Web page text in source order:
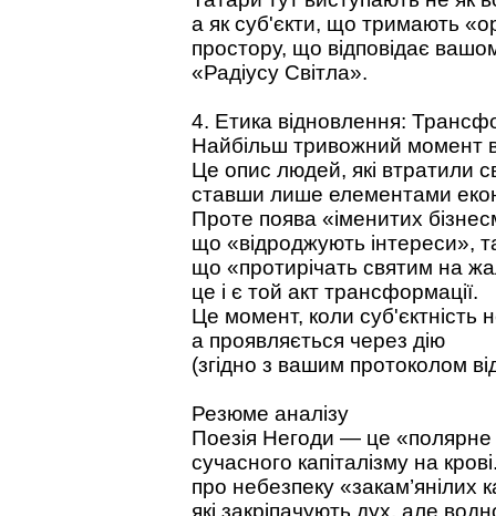
а як суб'єкти, що тримають
простору, що відповідає
«Радіусу Світла».
4. Етика відновлення:
Найбільш тривожний момент
Це опис людей, які втратили
ставши лише елементами
Проте поява «іменитих
що «відроджують інтереси»,
що «протирічать святим на
це і є той акт трансформації.
Це момент, коли суб'єктність
а проявляється через дію
(згідно з вашим протоколом
Резюме аналізу
Поезія Негоди — це
сучасного капіталізму на
про небезпеку «закам’янілих
які закріпачують дух, але